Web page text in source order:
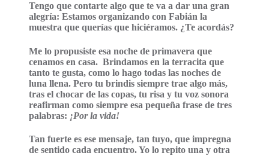
Tengo que contarte algo que te va a dar una gran
alegría: Estamos organizando con Fabián la
muestra que querías que hiciéramos. ¿Te acordás?
Me lo propusiste esa noche de primavera que
cenamos en casa. Brindamos en la terracita que
tanto te gusta, como lo hago todas las noches de
luna llena. Pero tu brindis siempre trae algo más,
tras el chocar de las copas, tu risa y tu voz sonora
reafirman como siempre esa pequeña frase de tres
palabras: ¡Por la vida!
Tan fuerte es ese mensaje, tan tuyo, que impregna
de sentido cada encuentro. Yo lo repito una y otra